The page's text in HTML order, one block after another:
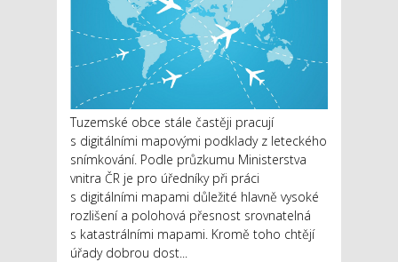
Tuzemské obce stále častěji pracují
s digitálními mapovými podklady z leteckého
snímkování. Podle průzkumu Ministerstva
vnitra ČR je pro úředníky při práci
s digitálními mapami důležité hlavně vysoké
rozlišení a polohová přesnost srovnatelná
s katastrálními mapami. Kromě toho chtějí
úřady dobrou dost...